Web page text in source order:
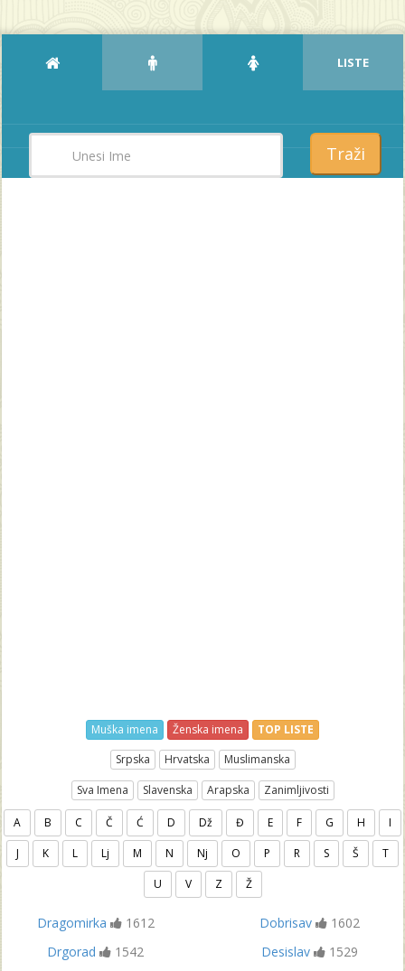
LISTE
Traži
Muška imena Ženska imena
TOP LISTE
Srpska
Hrvatska
Muslimanska
Sva Imena
Slavenska Arapska Zanimljivosti
A B C Č Ć D Dž Đ E F G H
I
J
K L Lj M N Nj O P R S Š
T
U
V Z Ž
Dragomirka 1612 Dobrisav
1602
Drgorad
1542 Desislav
1529